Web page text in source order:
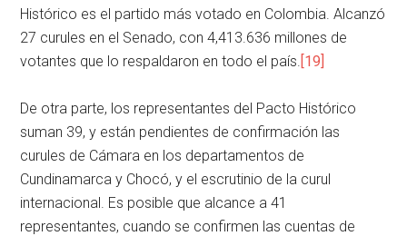
Histórico es el partido más votado en Colombia. Alcanzó
27 curules en el Senado, con 4,413.636 millones de
votantes que lo respaldaron en todo el país.[19]
De otra parte, los representantes del Pacto Histórico
suman 39, y están pendientes de confirmación las
curules de Cámara en los departamentos de
Cundinamarca y Chocó, y el escrutinio de la curul
internacional. Es posible que alcance a 41
representantes, cuando se confirmen las cuentas de